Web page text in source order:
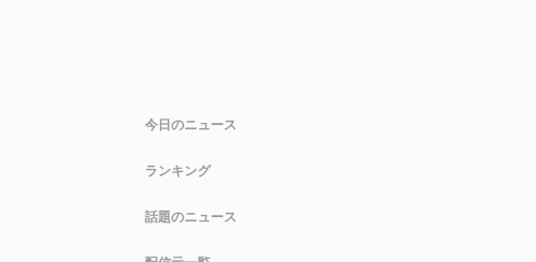
今日のニュース
ランキング
話題のニュース